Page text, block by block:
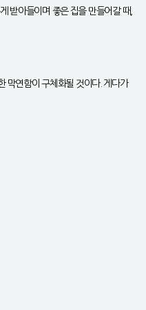
받아들이며 좋은 집을 만들어갈 때,
막연함이 구체화될 것이다. 게다가